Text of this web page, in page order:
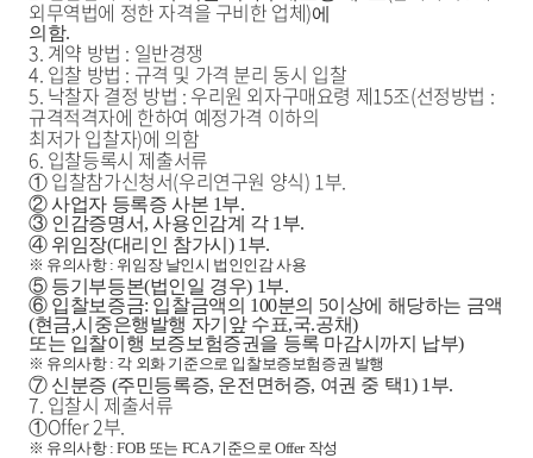
외무역법에 정한 자격을 구비한 업체)에
의함.
3. 계약 방법 : 일반경쟁
4. 입찰 방법 : 규격 및 가격 분리 동시 입찰
5. 낙찰자 결정 방법 : 우리원 외자구매요령 제15조(선정방법 :
규격적격자에 한하여 예정가격 이하의
최저가 입찰자)에 의함
6. 입찰등록시 제출서류
①입찰참가신청서(우리연구원 양식) 1부.
② 사업자 등록증 사본 1부.
③ 인감증명서, 사용인감계 각 1부.
④ 위임장(대리인 참가시) 1부.
※ 유의사항 : 위임장 날인시 법인인감 사용
⑤ 등기부등본(법인일 경우) 1부.
⑥ 입찰보증금: 입찰금액의 100분의 5이상에 해당하는 금액
(현금,시중은행발행 자기앞 수표,국.공채)
또는 입찰이행 보증보험증권을 등록 마감시까지 납부)
※ 유의사항 : 각 외화 기준으로 입찰보증보험증권 발행
⑦ 신분증 (주민등록증, 운전면허증, 여권 중 택1) 1부.
7. 입찰시 제출서류
①Offer 2부.
※ 유의사항 : FOB 또는 FCA 기준으로 Offer 작성